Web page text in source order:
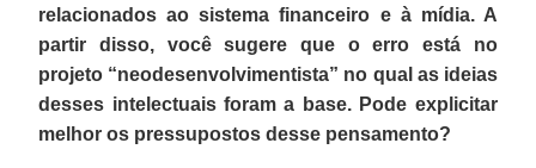
relacionados ao sistema financeiro e à mídia. A
partir disso, você sugere que o erro está no
projeto “neodesenvolvimentista” no qual as ideias
desses intelectuais foram a base. Pode explicitar
melhor os pressupostos desse pensamento?